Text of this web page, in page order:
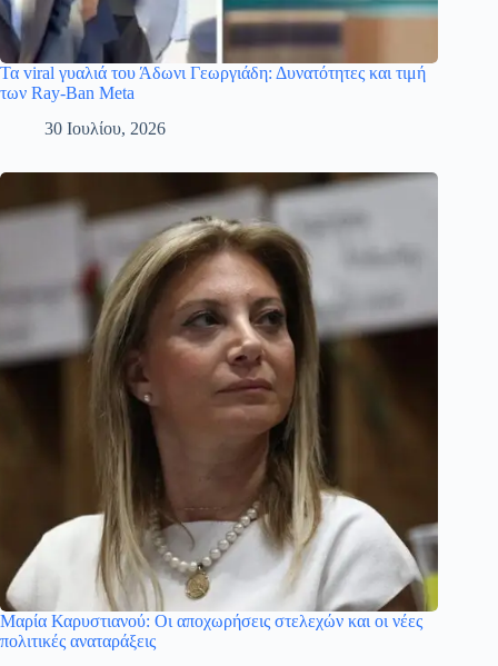
Τα viral γυαλιά του Άδωνι Γεωργιάδη: Δυνατότητες και τιμή
των Ray-Ban Meta
30 Ιουλίου, 2026
Μαρία Καρυστιανού: Οι αποχωρήσεις στελεχών και οι νέες
πολιτικές αναταράξεις